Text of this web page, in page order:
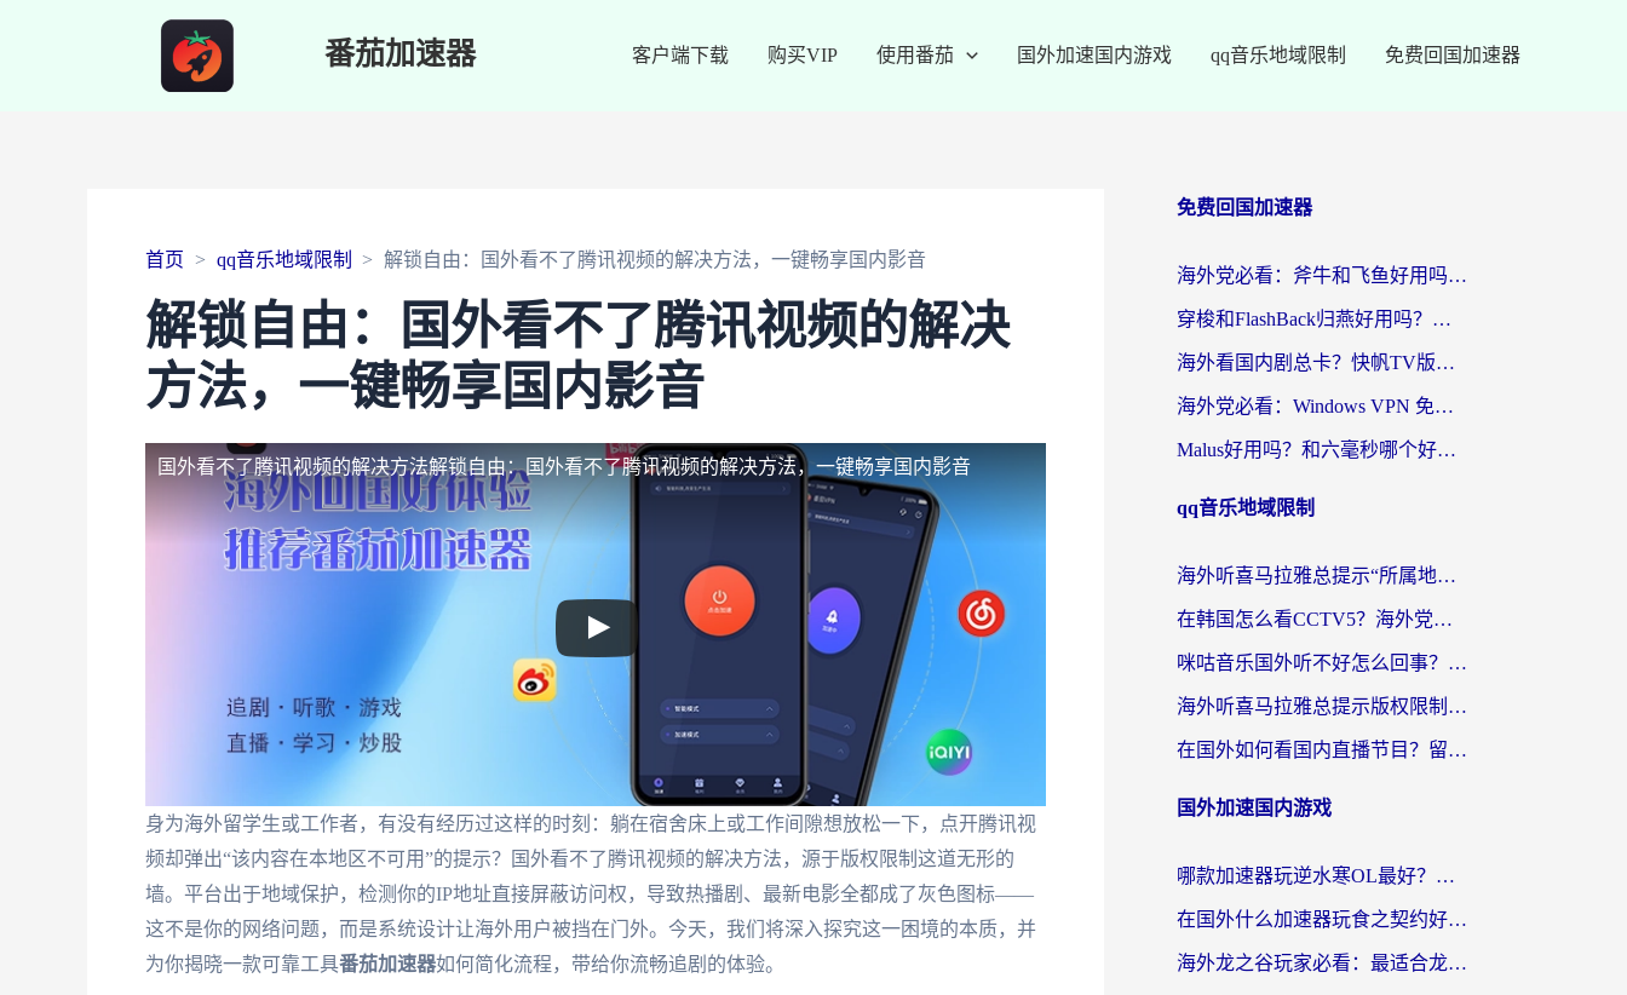
番茄加速器 客户端下载 购买VIP 使用番茄 国外加速国内游戏 qq音乐地域限制 免费回国加速器
首页 qq音乐地域限制 解锁自由：国外看不了腾讯视频的解决方法，一键畅享国内影音
解锁自由：国外看不了腾讯视频的解决
方法，一键畅享国内影音
国外看不了腾讯视频的解决方法解锁自由：国外看不了腾讯视频的解决方法，一键畅享国内影音
身为海外留学生或工作者，有没有经历过这样的时刻：躺在宿舍床上或工作间隙想放松一下，点开腾讯视
频却弹出“该内容在本地区不可用”的提示？国外看不了腾讯视频的解决方法，源于版权限制这道无形的
墙。平台出于地域保护，检测你的IP地址直接屏蔽访问权，导致热播剧、最新电影全都成了灰色图标——
这不是你的网络问题，而是系统设计让海外用户被挡在门外。今天，我们将深入探究这一困境的本质，并
为你揭晓一款可靠工具番茄加速器如何简化流程，带给你流畅追剧的体验。
免费回国加速器
海外党必看：斧牛和飞鱼好用吗？3步选对回国加速器，无缝刷剧玩国服
穿梭和FlashBack归燕好用吗？海外党亲测3款热门回国加速器，教你选对不踩坑
海外看国内剧总卡？快帆TV版VPN好用吗？和快滚VPN对比哪个回国效果更好？
海外党必看：Windows VPN 免费？别踩坑！教你选对好用的国内加速器无缝回国
Malus好用吗？和六毫秒哪个好？海外党选回国加速器的避坑指南
qq音乐地域限制
海外听喜马拉雅总提示“所属地区暂时无版权”？这个限制解除方法亲测有效！
在韩国怎么看CCTV5？海外党体育赛事+中文解说观看终极指南
咪咕音乐国外听不好怎么回事？海外党听歌自由的终极解决方案来了
海外听喜马拉雅总提示版权限制？3步解决+2个音乐平台问题全攻略
在国外如何看国内直播节目？留学生亲测有效的追剧加速指南
国外加速国内游戏
哪款加速器玩逆水寒OL最好？海外党实测后的终极选择指南
在国外什么加速器玩食之契约好用？海外党亲测有效的国服游戏加速指南
海外龙之谷玩家必看：最适合龙之谷的加速器，解决延迟卡顿还能畅玩幻书启示录和梦幻西游？